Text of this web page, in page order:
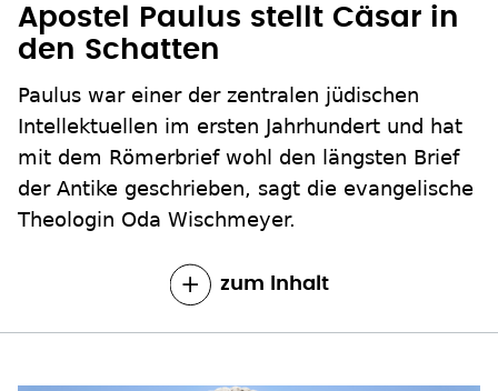
Apostel Paulus stellt Cäsar in
den Schatten
Paulus war einer der zentralen jüdischen
Intellektuellen im ersten Jahrhundert und hat
mit dem Römerbrief wohl den längsten Brief
der Antike geschrieben, sagt die evangelische
Theologin Oda Wischmeyer.
zum Inhalt